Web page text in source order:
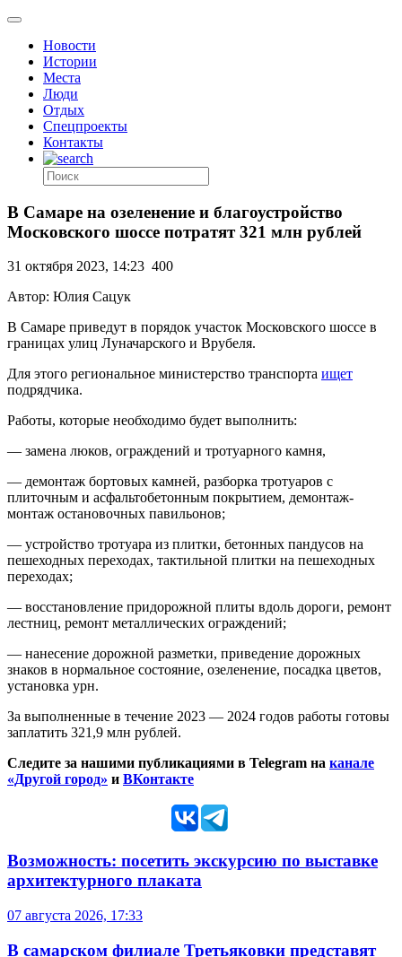
Новости
Истории
Места
Люди
Отдых
Спецпроекты
Контакты
В Самаре на озеленение и благоустройство
Московского шоссе потратят 321 млн рублей
31 октября 2023, 14:23 400
Автор: Юлия Сацук
В Самаре приведут в порядок участок Московского шоссе в
границах улиц Луначарского и Врубеля.
Для этого региональное министерство транспорта ищет
подрядчика.
Работы, которые необходимо будет выполнить:
— замена люков, ограждений и тротуарного камня,
— демонтаж бортовых камней, разборка тротуаров с
плиточным и асфальтобетонным покрытием, демонтаж-
монтаж остановочных павильонов;
— устройство тротуара из плитки, бетонных пандусов на
пешеходных переходах, тактильной плитки на пешеходных
переходах;
— восстановление придорожной плиты вдоль дороги, ремонт
лестниц, ремонт металлических ограждений;
— нанесение дорожной разметки, приведение дорожных
знаков в нормальное состояние, озеленение, посадка цветов,
установка урн.
За выполненные в течение 2023 — 2024 годов работы готовы
заплатить 321,9 млн рублей.
Следите за нашими публикациями в Telegram на канале
«Другой город» и ВКонтакте
Возможность: посетить экскурсию по выставке
архитектурного плаката
07 августа 2026, 17:33
В самарском филиале Третьяковки представят